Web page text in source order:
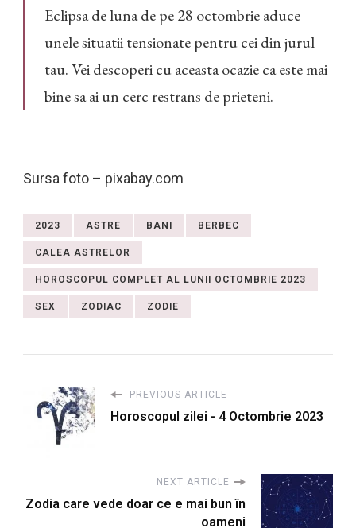
Eclipsa de luna de pe 28 octombrie aduce
unele situatii tensionate pentru cei din jurul
tau. Vei descoperi cu aceasta ocazie ca este mai
bine sa ai un cerc restrans de prieteni.
Sursa foto – pixabay.com
2023 ASTRE BANI BERBEC
CALEA ASTRELOR
HOROSCOPUL COMPLET AL LUNII OCTOMBRIE 2023
SEX ZODIAC ZODIE
PREVIOUS ARTICLE
Horoscopul zilei - 4 Octombrie 2023
NEXT ARTICLE
Zodia care vede doar ce e mai bun în
oameni